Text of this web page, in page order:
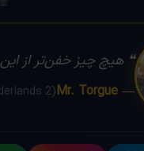
❝ هیچ چیز خفن‌تر از
— Mr. Torgue
(Borderlands 2)